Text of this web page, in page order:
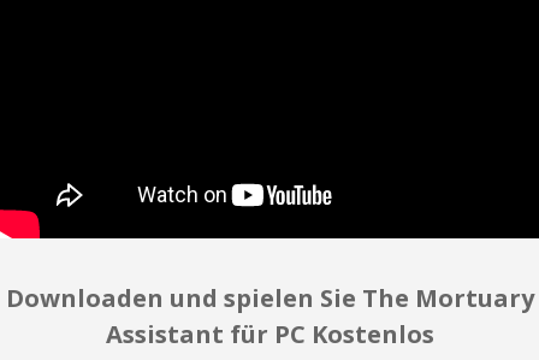
Downloaden und spielen Sie The Mortuary
Assistant für PC Kostenlos